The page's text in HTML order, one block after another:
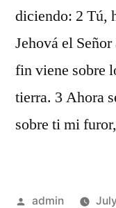
diciendo: 2 Tú,
Jehová el
fin viene sobre
tierra. 3 Ahora
sobre ti mi
Posted
admin